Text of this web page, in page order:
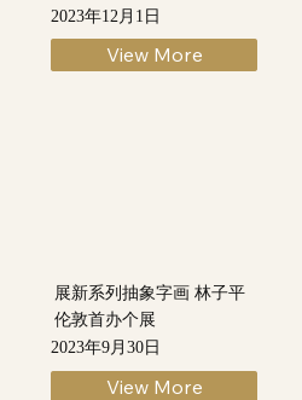
2023年12月1日
View More
展新系列抽象字画 林子平
伦敦首办个展
2023年9月30日
View More